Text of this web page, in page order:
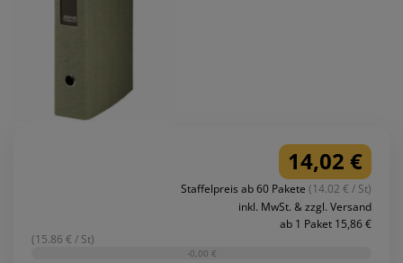
14,02 €
Staffelpreis ab 60 Pakete (14.02 € / St)
inkl. MwSt. & zzgl. Versand
ab 1 Paket 15,86 €
(15.86 € / St)
-0,00 €